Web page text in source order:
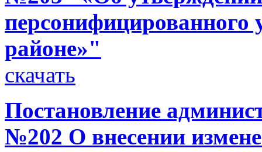
персонифицированного
районе»"
скачать
Постановление
№202 О внесении